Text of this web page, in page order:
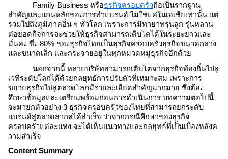
Family Business หรือธุรกิจครอบครัวถือเป็นรากฐาน
สำคัญและแกนหลักของการทำแบรนด์ ไม่ใช่แค่ในเอเชียเท่านั้น แต่
รวมไปถึงภูมิภาคอื่น ๆ ทั่วโลก เพราะการมีทายาทรุ่นลูก รุ่นหลาน
ต่อยอดกิจการจะช่วยให้ธุรกิจสามารถเติบโตได้ในระยะยาวและ
มั่นคง ซึ่ง 80% ของธุรกิจไทยเป็นธุรกิจครอบครัวธุรกิจขนาดกลาง
และขนาดเล็ก และกระจายอยู่ในทุกหมวดหมู่ธุรกิจอีกด้วย
นอกจากนี้ หลายบริษัทสามารถเติบโตจากธุรกิจท้องถิ่นไปสู่
เวทีระดับโลกได้ด้วยกลยุทธ์การปรับตัวที่เหมาะสม เพราะการ
ขยายธุรกิจไปสู่ตลาดโลกมีรายละเอียดสำคัญมากมาย ซึ่งต้อง
ศึกษาข้อมูลและเตรียมพร้อมก่อนการดำเนินการ บทความต่อไปนี้
จะมายกตัวอย่าง 3 ธุรกิจครอบครัวของไทยที่สามารถยกระดับ
แบรนด์สู่ตลาดสากลได้สำเร็จ ว่าจากกรณีศึกษาของธุรกิจ
ครอบครัวแต่ละแห่ง จะได้เห็นแนวทางและกลยุทธ์ที่เป็นเบื้องหลังค
วามสำเร็จ
Content Summary